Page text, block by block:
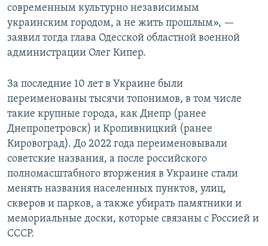
современным культурно независимым
украинским городом, а не жить прошлым», —
заявил тогда глава Одесской областной военной
администрации Олег Кипер.
За последние 10 лет в Украине были
переименованы тысячи топонимов, в том числе
такие крупные города, как Днепр (ранее
Днепропетровск) и Кропивницкий (ранее
Кировоград). До 2022 года переименовывали
советские названия, а после российского
полномасштабного вторжения в Украине стали
менять названия населенных пунктов, улиц,
скверов и парков, а также убирать памятники и
мемориальные доски, которые связаны с Россией и
СССР.